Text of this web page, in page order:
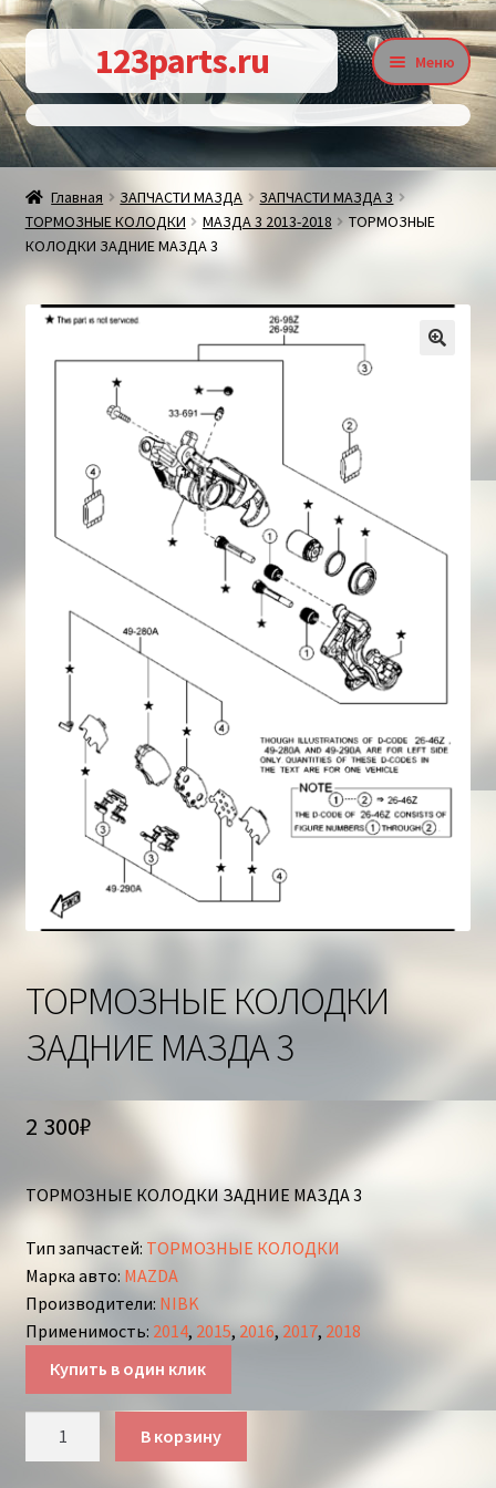
Перейти
к
навигации
Перейти
к
содержимому
123parts.ru Меню
Контакты
Статьи
Доставка и оплата
Корзина
Главная ЗАПЧАСТИ МАЗДА
ЗАПЧАСТИ МАЗДА 3
ТОРМОЗНЫЕ КОЛОДКИ
МАЗДА 3 2013-2018
ТОРМОЗНЫЕ
КОЛОДКИ ЗАДНИЕ МАЗДА 3
ТОРМОЗНЫЕ КОЛОДКИ
ЗАДНИЕ МАЗДА 3
2 300₽
ТОРМОЗНЫЕ КОЛОДКИ ЗАДНИЕ МАЗДА 3
Тип запчастей: ТОРМОЗНЫЕ КОЛОДКИ
Марка авто: MAZDA
Производители: NIBK
Применимость: 2014, 2015, 2016, 2017, 2018
Купить в один клик
В корзину